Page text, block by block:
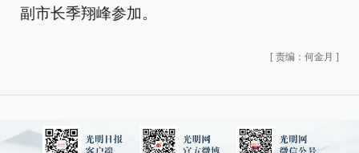
副市长季翔峰参加。
[ 责编：何金月 ]